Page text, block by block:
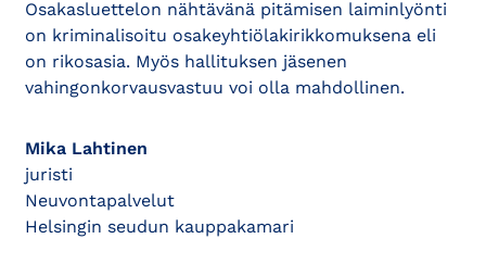
Osakasluettelon nähtävänä pitämisen laiminlyönti
on kriminalisoitu osakeyhtiölakirikkomuksena eli
on rikosasia. Myös hallituksen jäsenen
vahingonkorvausvastuu voi olla mahdollinen.
Mika Lahtinen
juristi
Neuvontapalvelut
Helsingin seudun kauppakamari